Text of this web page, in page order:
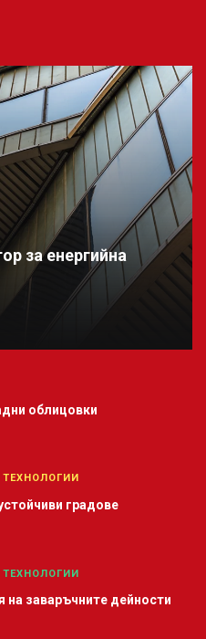
за енергийна
облицовки
градове
на заваръчните дейности